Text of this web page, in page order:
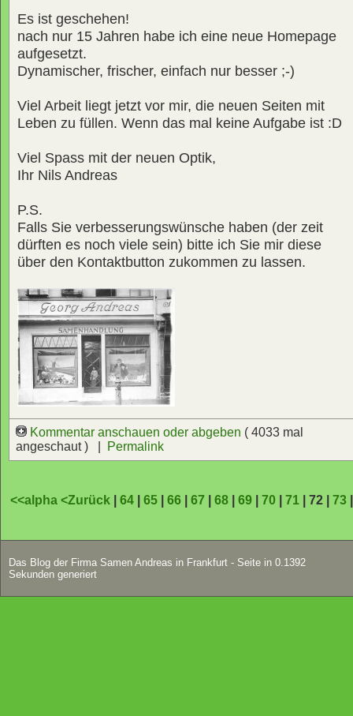
Es ist geschehen!
nach nur 15 Jahren habe ich eine neue Homepage
aufgesetzt.
Dynamischer, frischer, einfach nur besser ;-)
Viel Arbeit liegt jetzt vor mir, die neuen Seiten mit
Leben zu füllen. Wenn das mal keine Aufgabe ist :D
Viel Spass mit der neuen Optik,
Ihr Nils Andreas
P.S.
Falls Sie verbesserungswünsche haben (der zeit
dürften es noch viele sein) bitte ich Sie mir diese
über den Kontaktbutton zukommen zu lassen.
Kommentar anschauen oder abgeben ( 4033 mal
angeschaut ) |
Permalink
<<alpha<Zurück |64 |65 |66 |67 |68 |69 |70 |71 | 72 |73
Das Blog der Firma Samen Andreas in Frankfurt - Seite in 0.1392
Sekunden generiert